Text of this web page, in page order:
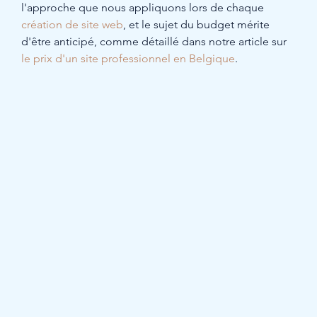
l'approche que nous appliquons lors de chaque
création de site web, et le sujet du budget mérite
d'être anticipé, comme détaillé dans notre article sur
le prix d'un site professionnel en Belgique.